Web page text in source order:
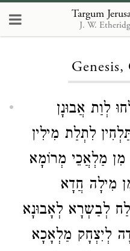
Targum
J. W.
לְוַת אֲבוּנָן
לִתְלַת מִילִין
מַלְאֲכֵי מְרוֹמָא
מִילָה חֲדָא
לְבַשְרָא לְאָבוּנָא
לְיִצְחָק מַלְאָכָא